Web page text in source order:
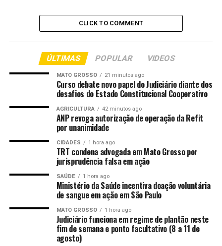
Pública – Escuta de Mercado”. As contribuições formais
serão coletadas por meio de um questionário específico,
que será divulgado durante o evento e ficará disponível
por 30 dias.
A secretária deCiência, Tecnologia e Inovação em Saúde
do Ministério da Saúde, Fernanda De Negri,
explica que o cenário da doença no Brasil foi
considerado para definir o objeto da Etec. Isso porque
dados mais recentes do Ministério da Saúde apontam
que, somente em 2025, o Brasil registrou mais de 85,6
mil casos de tuberculose.
Embora o Brasil tenha avançado significativamente no
diagnóstico da tuberculose, os métodos atuais ainda
enfrentam algumas limitações. A baciloscopia, exame
laboratorial para detecção de bactérias, por exemplo, é
amplamente ofertada no SUS, mas apresenta
sensibilidade limitada, especialmente em crianças e
pessoas com HIV. O método também não permite a
CLICK TO COMMENT
ÚLTIMAS POPULAR VIDEOS
MATO GROSSO 21 minutos ago
Curso debate novo papel do Judiciário diante dos
desafios do Estado Constitucional Cooperativo
AGRICULTURA 42 minutos ago
ANP revoga autorização de operação da Refit
por unanimidade
CIDADES 1 hora ago
TRT condena advogada em Mato Grosso por
jurisprudência falsa em ação
SAÚDE 1 hora ago
Ministério da Saúde incentiva doação voluntária
de sangue em ação em São Paulo
MATO GROSSO 1 hora ago
Judiciário funciona em regime de plantão neste
fim de semana e ponto facultativo (8 a 11 de
agosto)